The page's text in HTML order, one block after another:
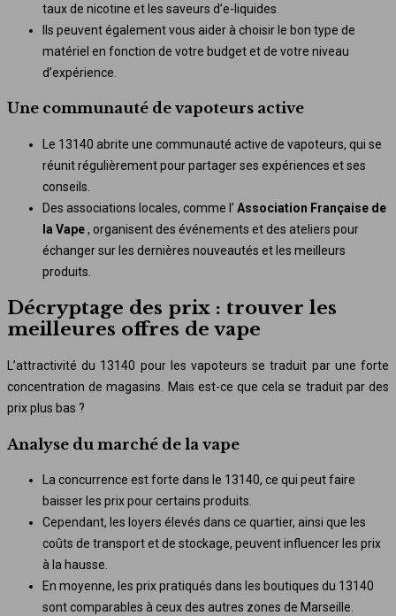
taux de nicotine et les saveurs d’e-liquides.
Ils peuvent également vous aider à choisir le bon type de
matériel en fonction de votre budget et de votre niveau
d’expérience.
Une communauté de vapoteurs active
Le 13140 abrite une communauté active de vapoteurs, qui se
réunit régulièrement pour partager ses expériences et ses
conseils.
Des associations locales, comme l’ Association Française de
la Vape, organisent des événements et des ateliers pour
échanger sur les dernières nouveautés et les meilleurs
produits.
Décryptage des prix : trouver les
meilleures offres de vape
L’attractivité du 13140 pour les vapoteurs se traduit par une forte
concentration de magasins. Mais est-ce que cela se traduit par des
prix plus bas ?
Analyse du marché de la vape
La concurrence est forte dans le 13140, ce qui peut faire
baisser les prix pour certains produits.
Cependant, les loyers élevés dans ce quartier, ainsi que les
coûts de transport et de stockage, peuvent influencer les prix
à la hausse.
En moyenne, les prix pratiqués dans les boutiques du 13140
sont comparables à ceux des autres zones de Marseille.